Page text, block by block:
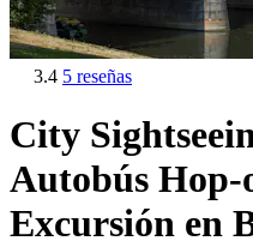
3.4 5 reseñas
City
Autobús
Excursión en